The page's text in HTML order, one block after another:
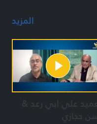
المزيد
العميد علي ابي رعد &